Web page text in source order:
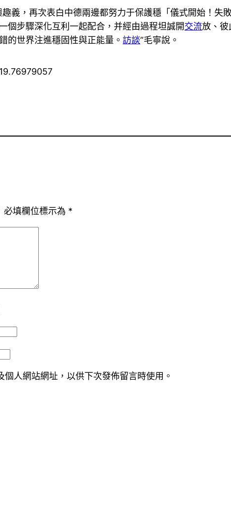
義，再次表白中德兩邊都努力于保護穩「儀式開始！失
個步驟深化互利一起配合，并經由過程坦誠開交流放、彼
的世界注進穩固性與正能量。訪談”毛寧說。
必填欄位標示為 *
人網站網址，以供下次發佈留言時使用。